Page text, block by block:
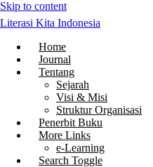
Skip to content
Literasi Kita Indonesia
Home
Journal
Tentang
Sejarah
Visi & Misi
Struktur Organisasi
Penerbit Buku
More Links
e-Learning
Search Toggle